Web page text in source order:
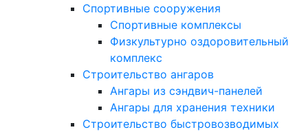
Спортивные сооружения
Спортивные комплексы
Физкультурно оздоровительный
комплекс
Строительство ангаров
Ангары из сэндвич-панелей
Ангары для хранения техники
Строительство быстровозводимых